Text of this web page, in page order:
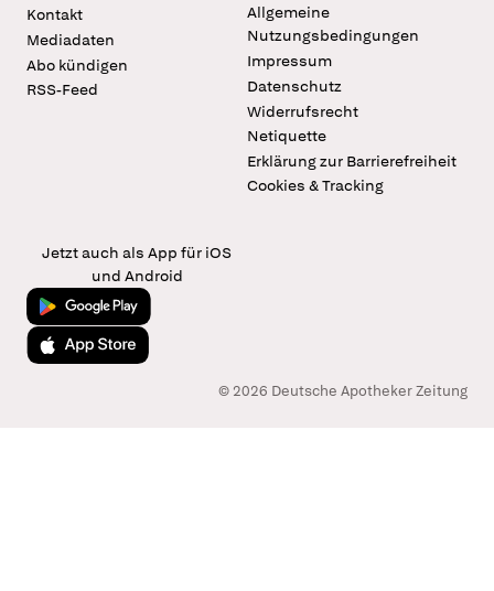
Kontakt
Mediadaten
Abo kündigen
RSS-Feed
Allgemeine
Nutzungsbedingungen
Impressum
Datenschutz
Widerrufsrecht
Netiquette
Erklärung zur Barrierefreiheit
Cookies & Tracking
Jetzt auch als App für iOS
und Android
Jetzt bei Google Play
Laden im App Store
© 2026 Deutsche Apotheker Zeitung